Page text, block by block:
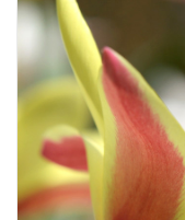
Schattenpflanzen
Bodenverbesserung